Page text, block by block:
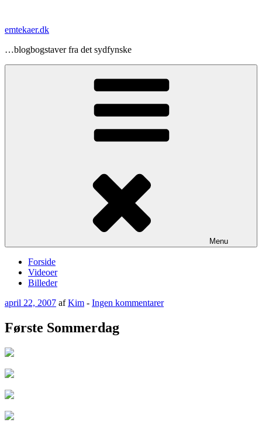
indhold
emtekaer.dk
…blogbogstaver fra det sydfynske
Menu
Forside
Videoer
Billeder
Udgivet
april 22, 2007 afKim - Ingen kommentarertil
Første Sommerdag